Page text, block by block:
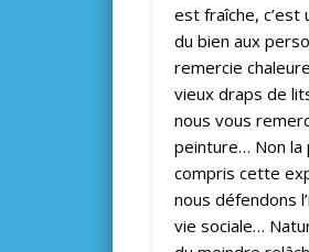
est fraîche,
du bien aux
remercie
vieux draps de
nous vous
peinture… Non la
compris cette
nous défendons
vie sociale…